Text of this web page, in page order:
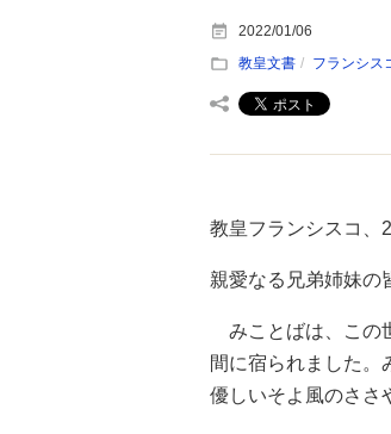
2022/01/06
教皇文書
フランシス
教皇フランシスコ、
親愛なる兄弟姉妹の
みことばは、この
間に宿られました。
優しいそよ風のささ